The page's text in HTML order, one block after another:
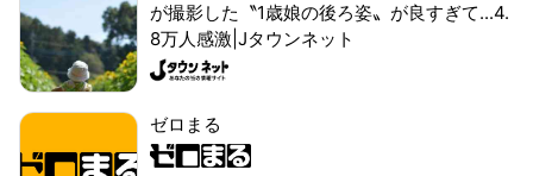
が撮影した〝1歳娘の後ろ姿〟が良すぎて...4.
8万人感激|Jタウンネット
ゼロまる